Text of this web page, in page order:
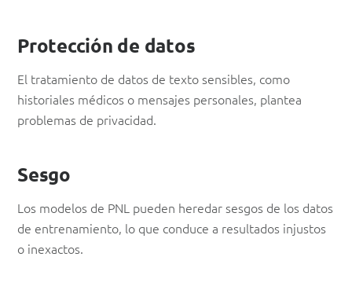
Protección de datos
El tratamiento de datos de texto sensibles, como
historiales médicos o mensajes personales, plantea
problemas de privacidad.
Sesgo
Los modelos de PNL pueden heredar sesgos de los datos
de entrenamiento, lo que conduce a resultados injustos
o inexactos.